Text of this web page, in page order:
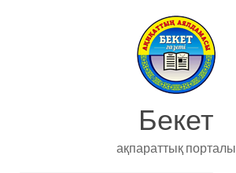
Бекет
ақпараттық порталы